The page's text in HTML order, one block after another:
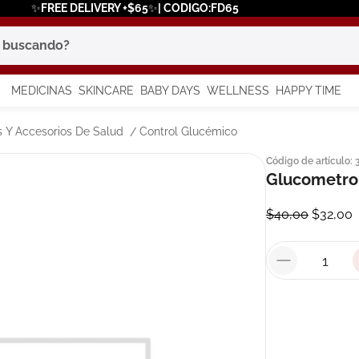
✨FREE DELIVERY +$65✨| CODIGO:FD65
MEDICINAS SKINCARE BABY DAYS WELLNESS HAPPY TIME
Y Accesorios De Salud Control Glucémico
Código de artículo:
$40,00 $32,00
más buscados